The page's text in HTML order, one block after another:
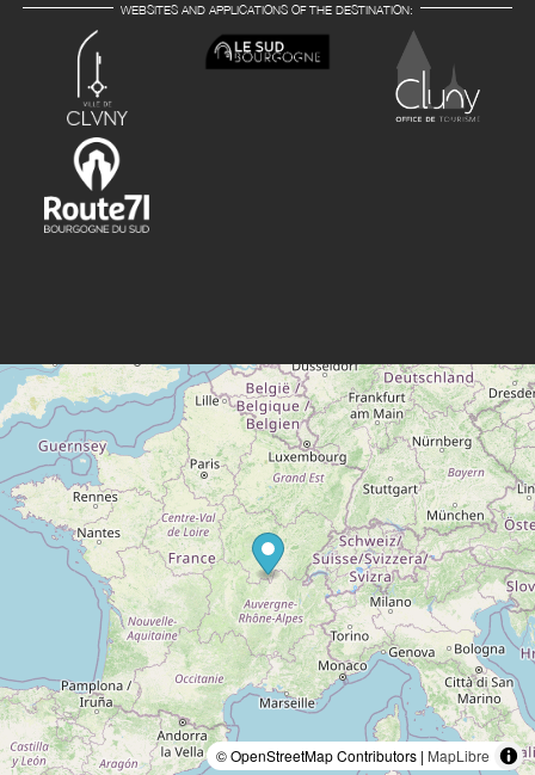
WEBSITES AND APPLICATIONS OF THE DESTINATION:
© OpenStreetMap Contributors | MapLibre